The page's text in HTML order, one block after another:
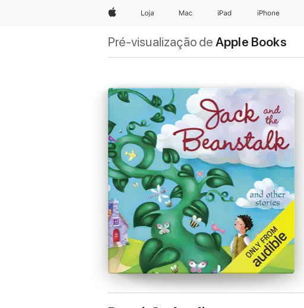
AppleLoja Mac iPad iPhone
Pré-visualização de Apple Books